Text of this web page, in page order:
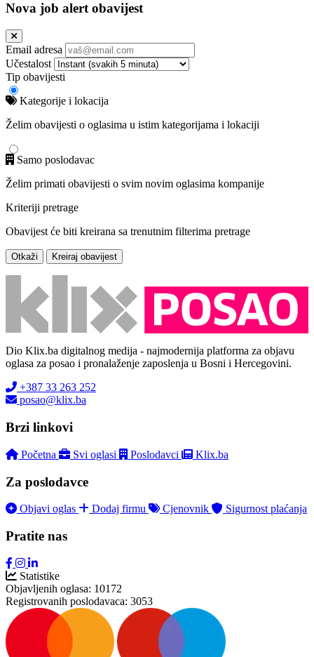
Nova job alert obavijest
Email adresa
Učestalost
Tip obavijesti
Kategorije i lokacija
Želim obavijesti o oglasima u istim kategorijama i lokaciji
Samo poslodavac
Želim primati obavijesti o svim novim oglasima kompanije
Kriteriji pretrage
Obavijest će biti kreirana sa trenutnim filterima pretrage
Otkaži Kreiraj obavijest
Dio Klix.ba digitalnog medija - najmodernija platforma za objavu
oglasa za posao i pronalaženje zaposlenja u Bosni i Hercegovini.
+387 33 263 252
posao@klix.ba
Brzi linkovi
Početna Svi oglasi Poslodavci Klix.ba
Za poslodavce
Objavi oglas Dodaj firmu Cjenovnik Sigurnost plaćanja
Pratite nas
Statistike
Objavljenih oglasa: 10172
Registrovanih poslodavaca: 3053